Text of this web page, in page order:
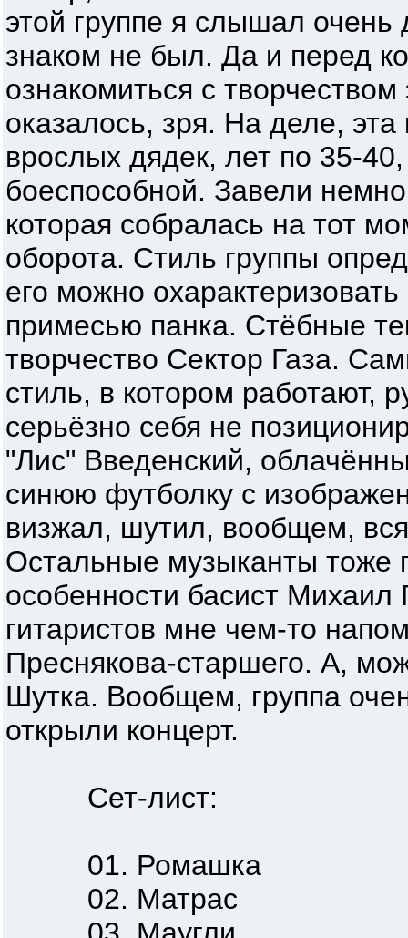
этой группе я слышал очень
знаком не был. Да и перед
ознакомиться с
оказалось, зря. На деле,
врослых дядек, лет по 35-
боеспособной. Завели
которая собралась на тот
оборота. Стиль группы
его можно
примесью панка. Стёбные
творчество Сектор Газа.
стиль, в котором работают,
серьёзно себя не
"Лис" Введенский,
синюю футболку с
визжал, шутил, вообщем,
Остальные музыканты тоже
особенности басист Михаил
гитаристов мне чем-то
Преснякова-старшего. А,
Шутка. Вообщем, группа
открыли концерт.
Сет-лист:
01. Ромашка
02. Матрас